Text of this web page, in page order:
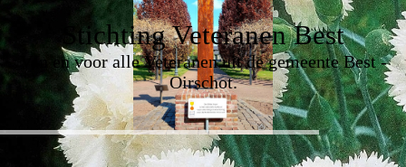
Stichting Veteranen Best
Van en voor alle Veteranen uit de gemeente Best -
Oirschot.